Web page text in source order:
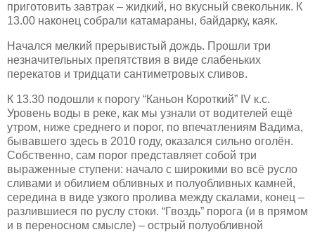
приготовить завтрак – жидкий, но вкусный свекольник. К
13.00 наконец собрали катамараны, байдарку, каяк.
Начался мелкий прерывистый дождь. Прошли три
незначительных препятствия в виде слабеньких
перекатов и тридцати сантиметровых сливов.
К 13.30 подошли к порогу “Каньон Короткий” IV к.с.
Уровень воды в реке, как мы узнали от водителей ещё
утром, ниже среднего и порог, по впечатлениям Вадима,
бывавшего здесь в 2010 году, оказался сильно оголён.
Собственно, сам порог представляет собой три
выраженные ступени: начало с широкими во всё русло
сливами и обилием обливных и полуобливных камней,
середина в виде узкого пролива между скалами, конец –
разлившиеся по руслу стоки. “Гвоздь” порога (и в прямом
и в переносном смысле) – острый полуобливной